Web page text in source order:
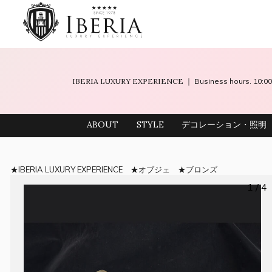
IBERIA LUXURY EXPERIENCE ｜ Business hours.
ABOUT STYLE デコレーション・照明
IBERIA LUXURY EXPERIENCE オブジェ ブロンズ
1 / 4